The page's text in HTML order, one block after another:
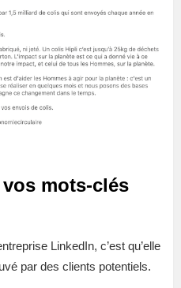
mots-clés
LinkedIn, c’est qu’elle
par des clients potentiels.